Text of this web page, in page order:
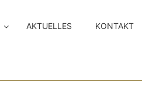
AKTUELLES KONTAKT